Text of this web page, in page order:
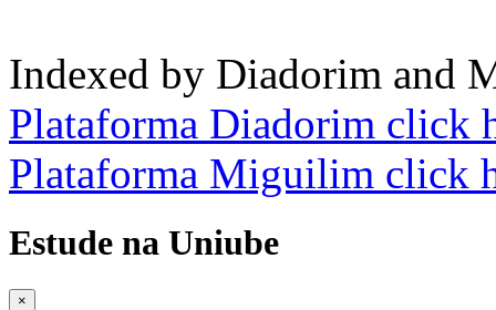
Indexed by Diadorim and
Plataforma Diadorim click
Plataforma Miguilim click
Estude na Uniube
×